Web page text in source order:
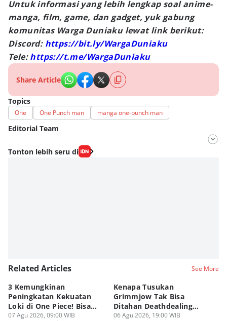
Untuk informasi yang lebih lengkap soal anime-
manga, film, game, dan gadget, yuk gabung
komunitas Warga Duniaku lewat link berikut:
Discord: https://bit.ly/WargaDuniaku
Tele:https://t.me/WargaDuniaku
Share Article
Topics
One One Punch man manga one-punch man
Editorial Team
Editor
Fahrul Razi Uni Nurullah
Tonton lebih seru di
Related Articles See More
3 Kemungkinan
Peningkatan Kekuatan
Loki di One Piece! Bisa
Lebih OP?
07 Agu 2026, 09:00 WIB
Kenapa Tusukan
Grimmjow Tak Bisa
Ditahan Deathdealing
Askin Bleach?
06 Agu 2026, 19:00 WIB